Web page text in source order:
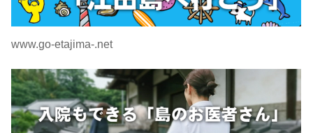
www.go-etajima-.net